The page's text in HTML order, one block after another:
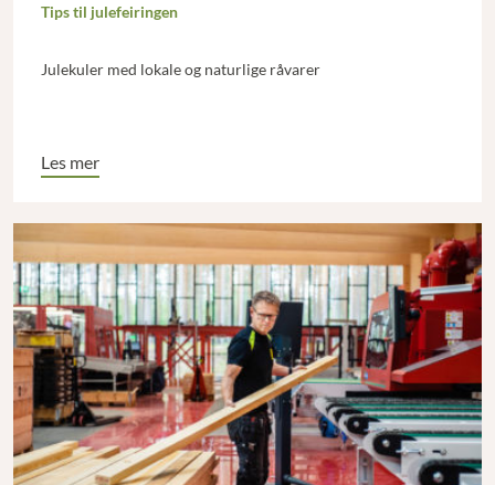
Tips til julefeiringen
Julekuler med lokale og naturlige råvarer
Les mer